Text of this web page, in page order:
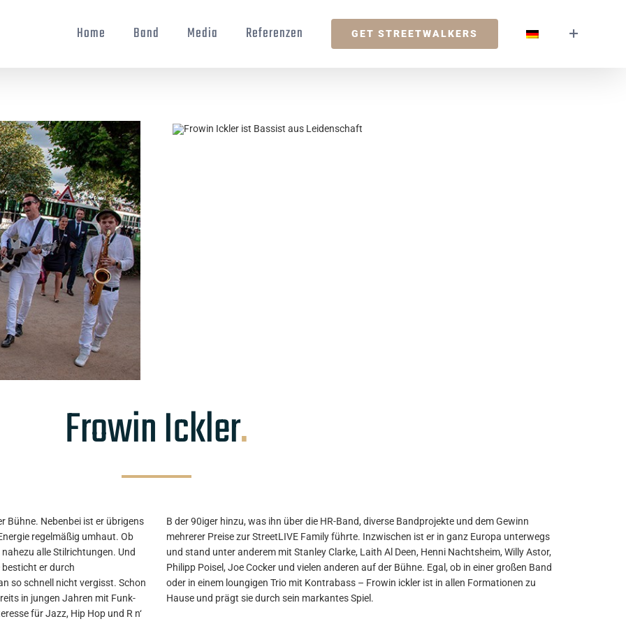
Home Band Media Referenzen GET STREETWALKERS
Frowin Ickler.
Bühne. Nebenbei ist er übrigens
regelmäßig umhaut. Ob
alle Stilrichtungen. Und
er durch
so schnell nicht vergisst. Schon
in jungen Jahren mit Funk-
für Jazz, Hip Hop und R n‘
und dem Gewinn
er in ganz Europa unterwegs
Nachtsheim, Willy Astor,
einer großen Band
ist in allen Formationen zu
Hause und prägt sie durch sein markantes Spiel.